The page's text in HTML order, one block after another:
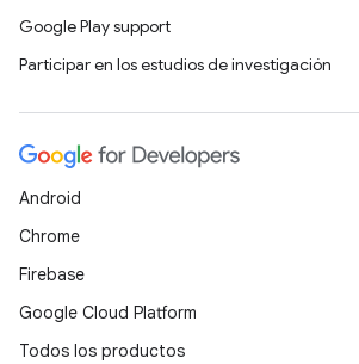
Google Play support
Participar en los estudios de investigación
Android
Chrome
Firebase
Google Cloud Platform
Todos los productos